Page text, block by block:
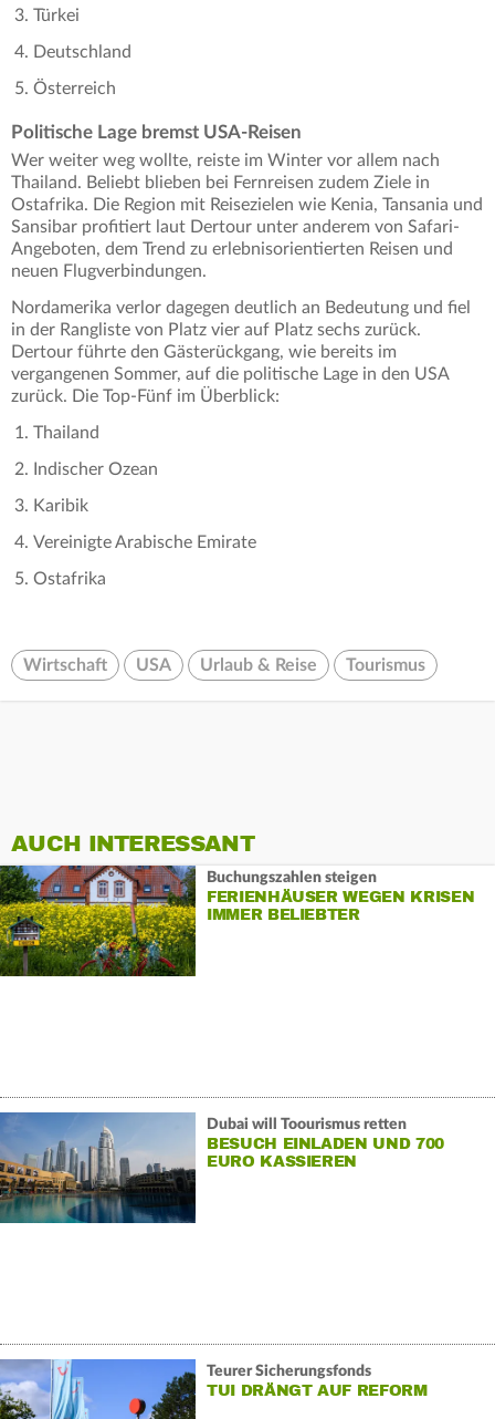
Türkei
Deutschland
Österreich
Politische Lage bremst USA-Reisen
Wer weiter weg wollte, reiste im Winter vor allem nach
Thailand. Beliebt blieben bei Fernreisen zudem Ziele in
Ostafrika. Die Region mit Reisezielen wie Kenia, Tansania und
Sansibar profitiert laut Dertour unter anderem von Safari-
Angeboten, dem Trend zu erlebnisorientierten Reisen und
neuen Flugverbindungen.
Nordamerika verlor dagegen deutlich an Bedeutung und fiel
in der Rangliste von Platz vier auf Platz sechs zurück.
Dertour führte den Gästerückgang, wie bereits im
vergangenen Sommer, auf die politische Lage in den USA
zurück. Die Top-Fünf im Überblick:
Thailand
Indischer Ozean
Karibik
Vereinigte Arabische Emirate
Ostafrika
Wirtschaft USA Urlaub & Reise Tourismus
AUCH INTERESSANT
Buchungszahlen steigen
FERIENHÄUSER WEGEN KRISEN
IMMER BELIEBTER
Dubai will Toourismus retten
BESUCH EINLADEN UND 700
EURO KASSIEREN
Teurer Sicherungsfonds
TUI DRÄNGT AUF REFORM